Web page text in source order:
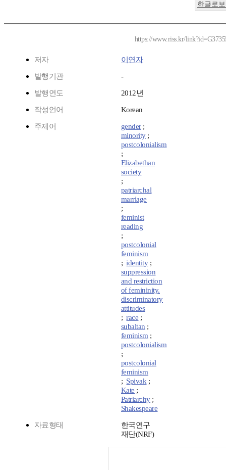
한글로
https://www.riss.kr/
저자 이연자
발행기관 -
발행연도 2012년
작성언어 Korean
주제어 gender ;
minority ;
postcolonialism
;
Elizabethan
society
;
patriarchal
marriage
;
feminist
reading
;
postcolonial
feminism
;identity;
suppression
and restriction
of femininity.
discriminatory
attitudes
;race ;
subaltan ;
feminism ;
postcolonialism
;
postcolonial
feminism
; Spivak;
Kate ;
Patriarchy ;
Shakespeare
자료형태
한국연구
재단(NRF)